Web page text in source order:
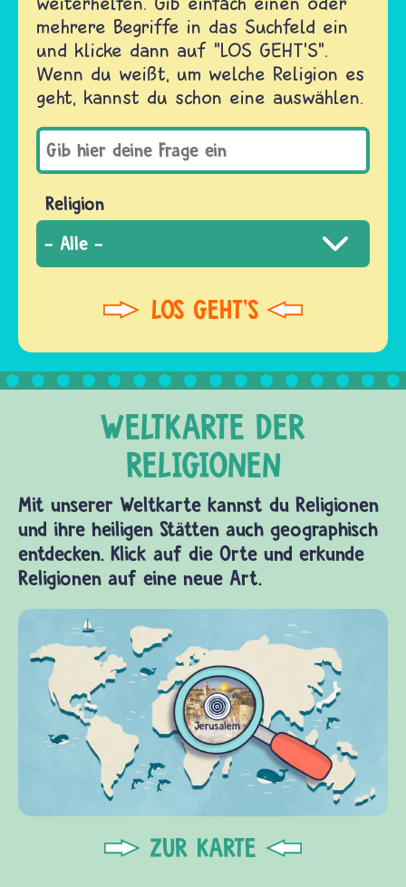
mehrere Begriffe in das Suchfeld ein
und klicke dann auf "LOS GEHT'S".
Wenn du weißt, um welche Religion es
geht, kannst du schon eine auswählen.
Religion
Mit unserer Weltkarte kannst du Religionen
und ihre heiligen Stätten auch geographisch
entdecken. Klick auf die Orte und erkunde
Religionen auf eine neue Art.
ZUR KARTE